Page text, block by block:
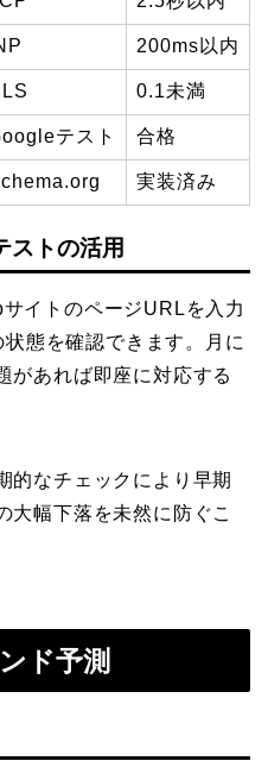
200ms以内
0.1未満
テスト 合格
実装済み
ストの活用
イトのページURLを入力
態を確認できます。月に
があれば即座に対応する
的なチェックにより早期
大幅下落を未然に防ぐこ
ド予測